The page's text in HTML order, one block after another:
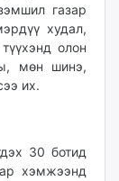
газар
худал,
олон
мөн шинэ,
их.
30 ботид
хэмжээнд